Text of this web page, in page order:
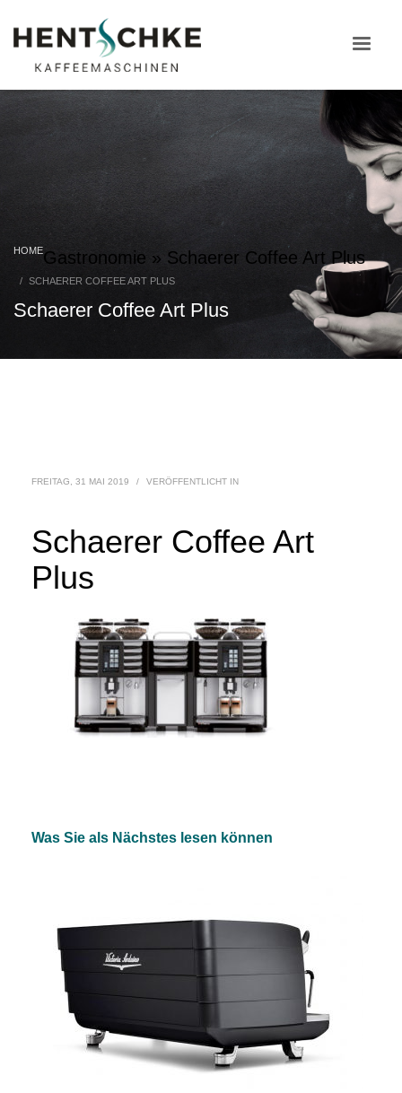
HOMEGastronomie » Schaerer Coffee Art Plus
SCHAERER COFFEE ART PLUS
Schaerer Coffee Art Plus
FREITAG, 31 MAI 2019 / VERÖFFENTLICHT IN
Schaerer Coffee Art
Plus
Was Sie als Nächstes lesen können